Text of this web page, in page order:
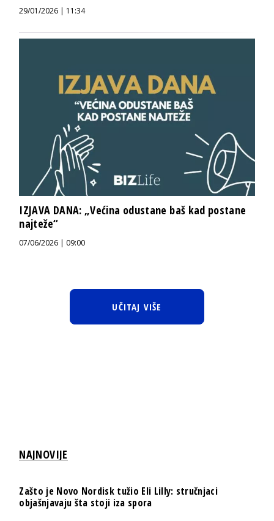
29/01/2026 | 11:34
IZJAVA DANA: „Većina odustane baš kad postane
najteže“
07/06/2026 | 09:00
UČITAJ VIŠE
NAJNOVIJE
Zašto je Novo Nordisk tužio Eli Lilly: stručnjaci
objašnjavaju šta stoji iza spora